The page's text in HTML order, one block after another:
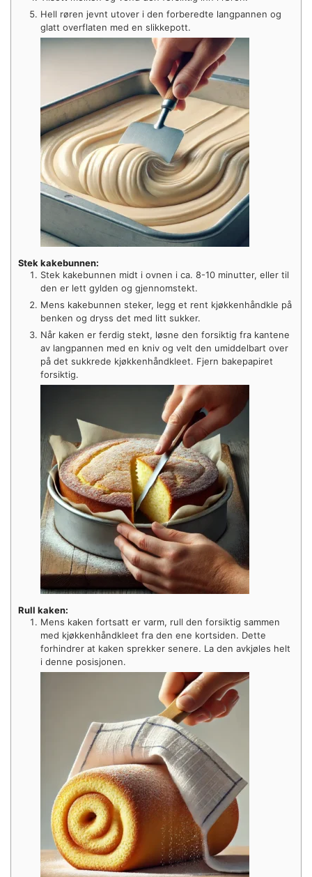
Hell røren jevnt utover i den forberedte langpannen og
glatt overflaten med en slikkepott.
Stek kakebunnen:
Stek kakebunnen midt i ovnen i ca. 8-10 minutter, eller til
den er lett gylden og gjennomstekt.
Mens kakebunnen steker, legg et rent kjøkkenhåndkle på
benken og dryss det med litt sukker.
Når kaken er ferdig stekt, løsne den forsiktig fra kantene
av langpannen med en kniv og velt den umiddelbart over
på det sukkrede kjøkkenhåndkleet. Fjern bakepapiret
forsiktig.
Rull kaken:
Mens kaken fortsatt er varm, rull den forsiktig sammen
med kjøkkenhåndkleet fra den ene kortsiden. Dette
forhindrer at kaken sprekker senere. La den avkjøles helt
i denne posisjonen.